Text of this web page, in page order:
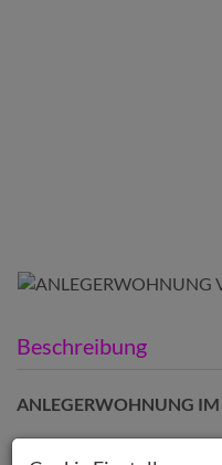
Beschreibung
ANLEGERWOHNUNG